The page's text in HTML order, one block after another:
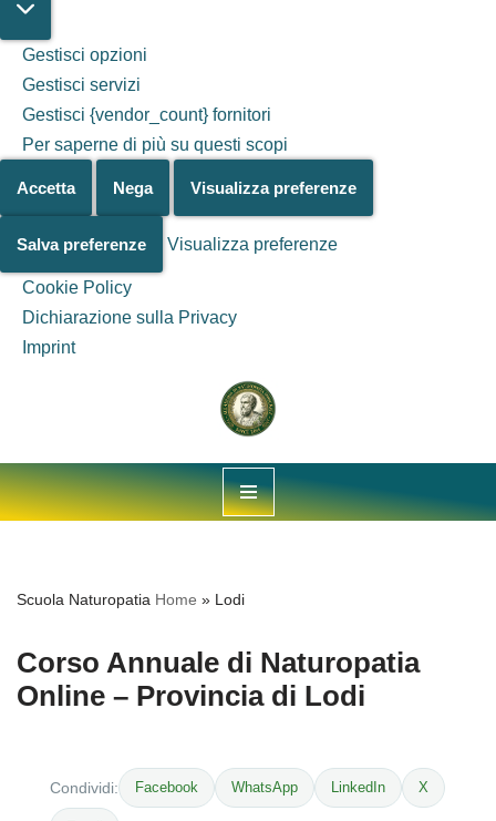
Gestisci opzioni
Gestisci servizi
Gestisci {vendor_count} fornitori
Per saperne di più su questi scopi
Accetta Nega Visualizza preferenze
Salva preferenze Visualizza preferenze
Cookie Policy
Dichiarazione sulla Privacy
Imprint
Salta al
contenuto
Scuola Naturopatia Home » Lodi
Corso Annuale di Naturopatia
Online – Provincia di Lodi
Condividi: Facebook WhatsApp LinkedIn X